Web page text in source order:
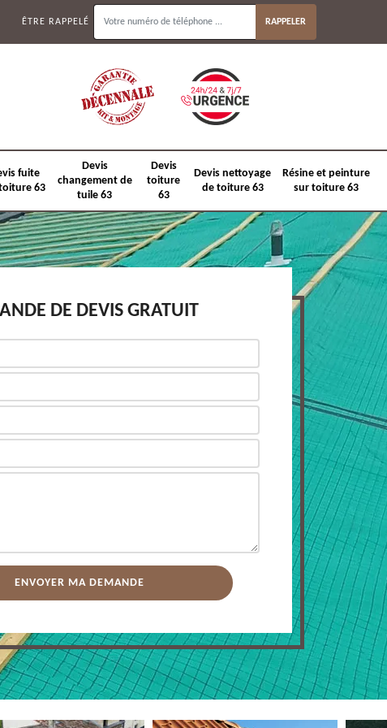
ÊTRE RAPPELÉ
fuite
63
Devis
changement de
tuile 63
Devis
toiture
63
Devis nettoyage
de toiture 63
Résine et peinture
sur toiture 63
DE DEVIS GRATUIT